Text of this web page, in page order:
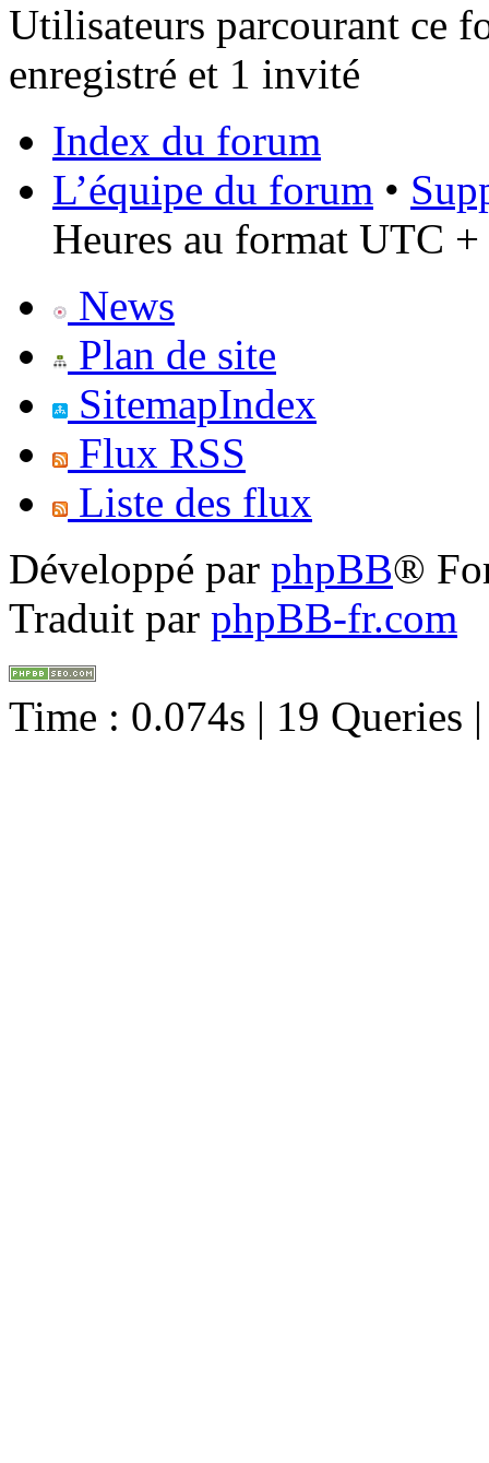
Utilisateurs parcourant ce
enregistré et 1 invité
Index du forum
L’équipe du forum •
Heures au format UTC +
News
Plan de site
SitemapIndex
Flux RSS
Liste des flux
Développé par phpBB®
Traduit par phpBB-fr.com
Time : 0.074s | 19 Queries